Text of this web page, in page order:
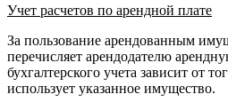
Учет расчетов по арендной плате
За пользование арендованным
перечисляет арендодателю
бухгалтерского учета зависит от
использует указанное имущество.